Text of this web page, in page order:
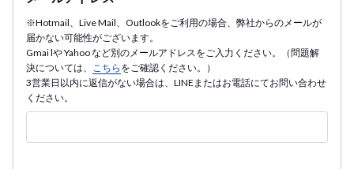
※Hotmail、Live Mail、Outlookをご利用の場合、弊社からのメールが
届かない可能性がございます。
Gmai lや Yahoo など別のメールアドレスをご入力ください。（問題解
決については、
こちら をご確認ください。）
3営業日以内に返信がない場合は、LINEまたはお電話にてお問い合わせ
ください。